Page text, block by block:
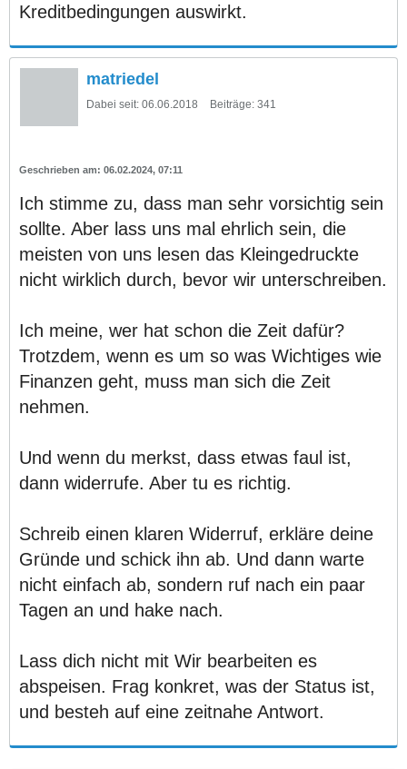
Kreditbedingungen auswirkt.
matriedel
Dabei seit: 06.06.2018 Beiträge: 341
06.02.2024, 07:11
Ich stimme zu, dass man sehr vorsichtig sein
sollte. Aber lass uns mal ehrlich sein, die
meisten von uns lesen das Kleingedruckte
nicht wirklich durch, bevor wir unterschreiben.
Ich meine, wer hat schon die Zeit dafür?
Trotzdem, wenn es um so was Wichtiges wie
Finanzen geht, muss man sich die Zeit
nehmen.
Und wenn du merkst, dass etwas faul ist,
dann widerrufe. Aber tu es richtig.
Schreib einen klaren Widerruf, erkläre deine
Gründe und schick ihn ab. Und dann warte
nicht einfach ab, sondern ruf nach ein paar
Tagen an und hake nach.
Lass dich nicht mit Wir bearbeiten es
abspeisen. Frag konkret, was der Status ist,
und besteh auf eine zeitnahe Antwort.